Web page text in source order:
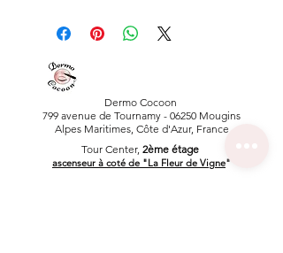
Dermo Cocoon
799 avenue de Tournamy - 06250 Mougins
Alpes Maritimes, Côte d'Azur, France
Tour Center, 2ème étage
ascenseur à coté de "La Fleur de Vigne"